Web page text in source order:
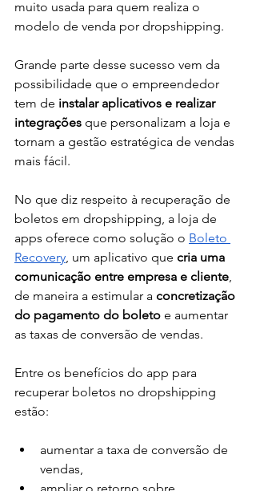
muito usada para quem realiza o
modelo de venda por dropshipping.
Grande parte desse sucesso vem da
possibilidade que o empreendedor
tem de instalar aplicativos e realizar
integrações que personalizam a loja e
tornam a gestão estratégica de vendas
mais fácil.
No que diz respeito à recuperação de
boletos em dropshipping, a loja de
apps oferece como solução o Boleto
Recovery, um aplicativo que cria uma
comunicação entre empresa e cliente,
de maneira a estimular a concretização
do pagamento do boleto e aumentar
as taxas de conversão de vendas.
Entre os benefícios do app para
recuperar boletos no dropshipping
estão:
aumentar a taxa de conversão de
vendas,